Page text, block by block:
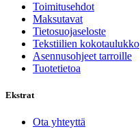
Toimitusehdot
Maksutavat
Tietosuojaseloste
Tekstiilien kokotaulukko
Asennusohjeet tarroille
Tuotetietoa
Ekstrat
Ota yhteyttä